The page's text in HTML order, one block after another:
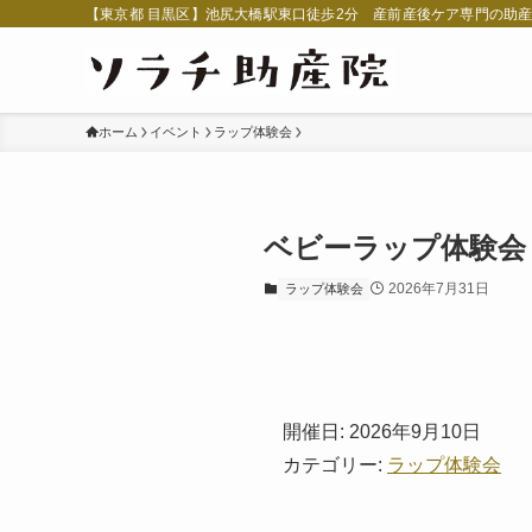
【東京都 目黒区】池尻大橋駅東口徒歩2分 産前産後ケア専門の助
ホーム イベント ラップ体験会
ベビーラップ体験会
ラップ体験会 2026年7月31日
開催日: 2026年9月10日
カテゴリー: ラップ体験会